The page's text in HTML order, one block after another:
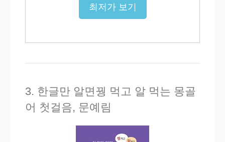
최저가 보기
3. 한글만 알면꿩 먹고 알 먹는 몽골
어 첫걸음, 문예림